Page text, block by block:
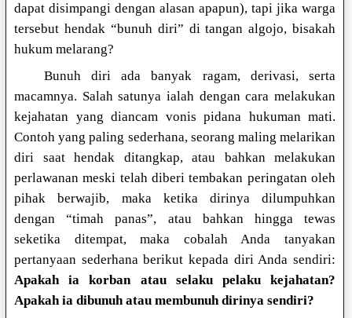
dapat disimpangi dengan alasan apapun), tapi jika warga
tersebut hendak “bunuh diri” di tangan algojo, bisakah
hukum melarang?
Bunuh diri ada banyak ragam, derivasi, serta
macamnya. Salah satunya ialah dengan cara melakukan
kejahatan yang diancam vonis pidana hukuman mati.
Contoh yang paling sederhana, seorang maling melarikan
diri saat hendak ditangkap, atau bahkan melakukan
perlawanan meski telah diberi tembakan peringatan oleh
pihak berwajib, maka ketika dirinya dilumpuhkan
dengan “timah panas”, atau bahkan hingga tewas
seketika ditempat, maka cobalah Anda tanyakan
pertanyaan sederhana berikut kepada diri Anda sendiri:
Apakah ia korban atau selaku pelaku kejahatan?
Apakah ia dibunuh atau membunuh dirinya sendiri?